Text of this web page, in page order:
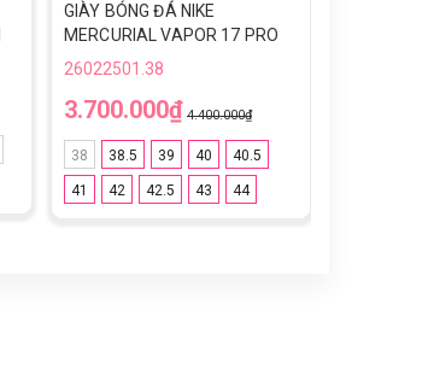
GIÀY BÓNG ĐÁ NIKE
MERCURIAL VAPOR 17 PRO
TF - IM5811-600 - ĐỎ/VÀNG
26022501.38
3.700.000₫ 4.400.000₫
38 38.5 39 40 40.5
41 42 42.5 43 44